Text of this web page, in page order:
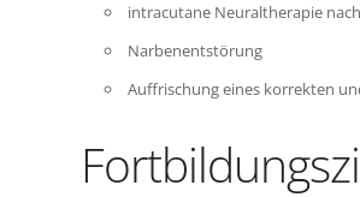
intracutane Neuraltherapie
Narbenentstörung
Auffrischung eines korrekten